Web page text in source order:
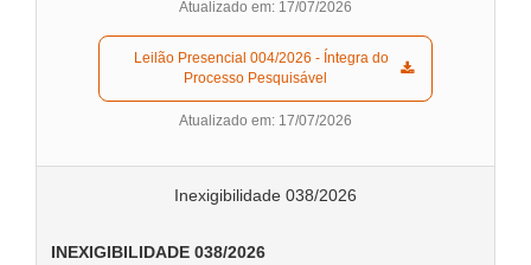
Atualizado em: 17/07/2026
Processo Pesquisável
Atualizado em: 17/07/2026
Inexigibilidade 038/2026
INEXIGIBILIDADE 038/2026